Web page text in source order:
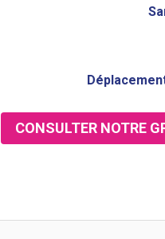
CONSULTER NOTRE